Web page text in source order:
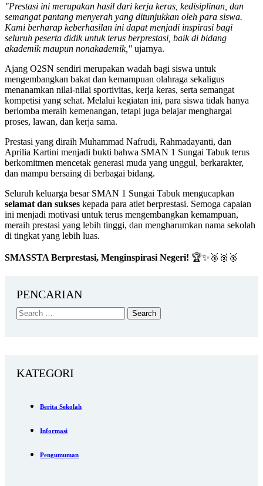
"Prestasi ini merupakan hasil dari kerja keras, kedisiplinan, dan
semangat pantang menyerah yang ditunjukkan oleh para siswa.
Kami berharap keberhasilan ini dapat menjadi inspirasi bagi
seluruh peserta didik untuk terus berprestasi, baik di bidang
akademik maupun nonakademik," ujarnya.
Ajang O2SN sendiri merupakan wadah bagi siswa untuk
mengembangkan bakat dan kemampuan olahraga sekaligus
menanamkan nilai-nilai sportivitas, kerja keras, serta semangat
kompetisi yang sehat. Melalui kegiatan ini, para siswa tidak hanya
berlomba meraih kemenangan, tetapi juga belajar menghargai
proses, lawan, dan kerja sama.
Prestasi yang diraih Muhammad Nafrudi, Rahmadayanti, dan
Aprilia Kartini menjadi bukti bahwa SMAN 1 Sungai Tabuk terus
berkomitmen mencetak generasi muda yang unggul, berkarakter,
dan mampu bersaing di berbagai bidang.
Seluruh keluarga besar SMAN 1 Sungai Tabuk mengucapkan
selamat dan sukses kepada para atlet berprestasi. Semoga capaian
ini menjadi motivasi untuk terus mengembangkan kemampuan,
meraih prestasi yang lebih tinggi, dan mengharumkan nama sekolah
di tingkat yang lebih luas.
SMASSTA Berprestasi, Menginspirasi Negeri! 🏆✨🥈🥈🥉
PENCARIAN
KATEGORI
Berita Sekolah
Informasi
Pengumuman